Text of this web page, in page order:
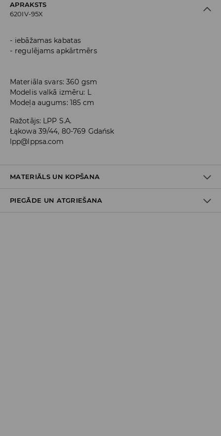
APRAKSTS
620IV-95X
iebāžamas kabatas
regulējams apkārtmērs
Materiāla svars: 360 gsm
Modelis valkā izmēru: L
Modeļa augums: 185 cm
Ražotājs: LPP S.A.
Łąkowa 39/44, 80-769 Gdańsk
lpp@lppsa.com
MATERIĀLS UN KOPŠANA
60% KOKVILNA, 40% POLIESTERIS
PIEGĀDE UN ATGRIEŠANA